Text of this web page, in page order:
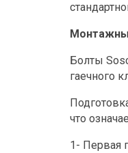
Болты
гаечного
что
1- Первая